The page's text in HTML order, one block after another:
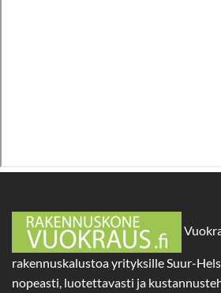
rakennuskalustoa yrityksille Suur-
nopeasti, luotettavasti ja